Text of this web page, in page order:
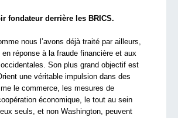
fondateur derrière les BRICS.
nous l’avons déjà traité par ailleurs,
réponse à la fraude financière et aux
Son plus grand objectif est
une véritable impulsion dans des
le commerce, les mesures de
économique, le tout au sein
seuls, et non Washington, peuvent